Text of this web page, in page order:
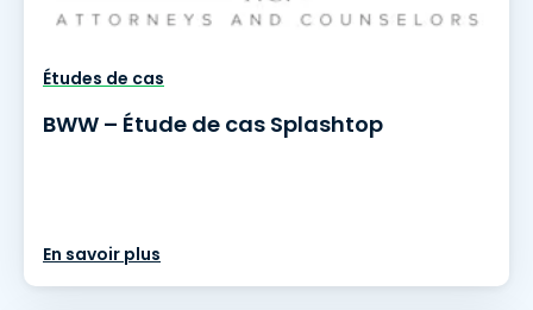
Études de cas
BWW – Étude de cas Splashtop
En savoir plus